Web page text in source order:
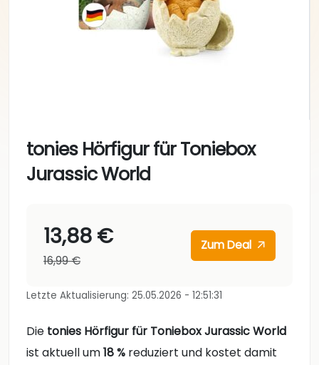
tonies Hörfigur für Toniebox
Jurassic World
13,88 €
16,99 €
Zum Deal
Letzte Aktualisierung: 25.05.2026 - 12:51:31
Die tonies Hörfigur für Toniebox Jurassic World
ist aktuell um18 % reduziert und kostet damit